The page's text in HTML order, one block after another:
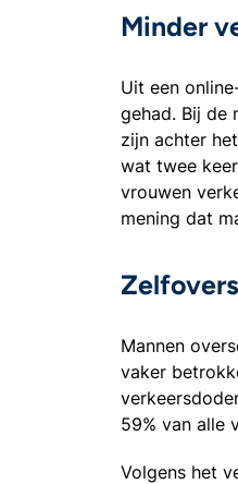
Minder
Uit een
gehad. Bij de
zijn achter
wat twee
vrouwen
mening dat
Mannen
vaker
59% van alle
Volgens het